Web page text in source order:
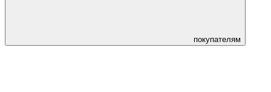
покупателям